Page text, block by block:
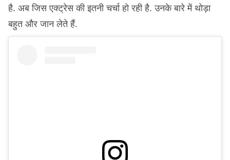
है. अब जिस एक्ट्रेस की इतनी चर्चा हो रही है. उनके बारे में थोड़ा
बहुत और जान लेते हैं.